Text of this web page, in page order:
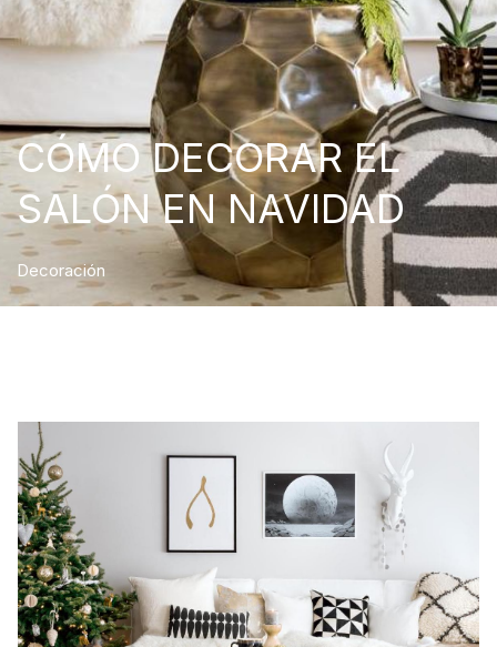
CÓMO DECORAR EL
SALÓN EN NAVIDAD
Decoración